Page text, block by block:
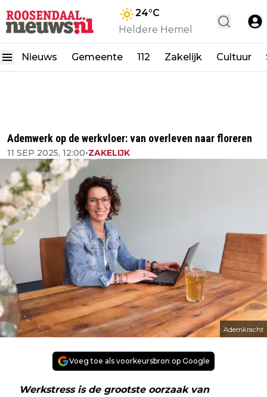
24°C
Heldere Hemel
Nieuws Gemeente 112 Zakelijk Cultuur
Ademwerk op de werkvloer: van overleven naar floreren
11 SEP 2025, 12:00•ZAKELIJK
Ademkracht
Voeg toe als voorkeursbron op Google
Werkstress is de grootste oorzaak van